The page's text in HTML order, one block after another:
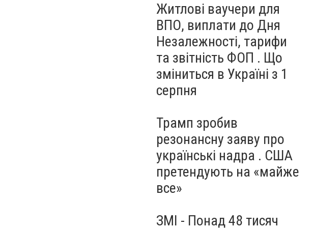
Житлові ваучери для
ВПО, виплати до Дня
Незалежності, тарифи
та звітність ФОП . Що
зміниться в Україні з 1
серпня
Трамп зробив
резонансну заяву про
українські надра . США
претендують на «майже
все»
ЗМІ - Понад 48 тисяч